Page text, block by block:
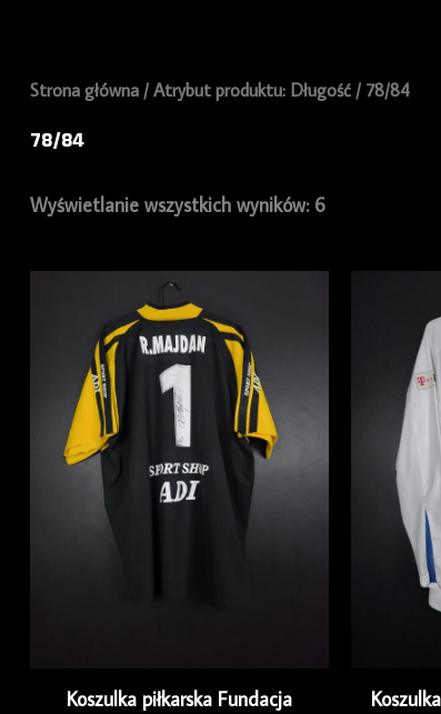
Strona główna / Atrybut produktu: Długość / 78/84
78/84
Wyświetlanie wszystkich wyników: 6
Koszulka piłkarska Fundacja